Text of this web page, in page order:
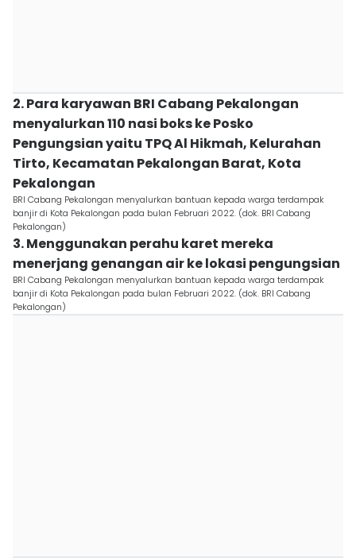
2. Para karyawan BRI Cabang Pekalongan
menyalurkan 110 nasi boks ke Posko
Pengungsian yaitu TPQ Al Hikmah, Kelurahan
Tirto, Kecamatan Pekalongan Barat, Kota
Pekalongan
BRI Cabang Pekalongan menyalurkan bantuan kepada warga terdampak
banjir di Kota Pekalongan pada bulan Februari 2022. (dok. BRI Cabang
Pekalongan)
3. Menggunakan perahu karet mereka
menerjang genangan air ke lokasi pengungsian
BRI Cabang Pekalongan menyalurkan bantuan kepada warga terdampak
banjir di Kota Pekalongan pada bulan Februari 2022. (dok. BRI Cabang
Pekalongan)